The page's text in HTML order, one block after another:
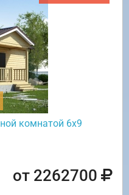
комнатой 6х9
от 2262700